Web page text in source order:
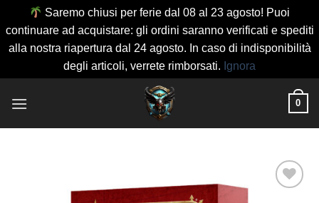
Saremo chiusi per ferie dal 08 al 23 agosto! Puoi
continuare ad acquistare: gli ordini saranno verificati e spediti
alla nostra riapertura dal 24 agosto. In caso di indisponibilità
degli articoli, verrete rimborsati. Ignora
0